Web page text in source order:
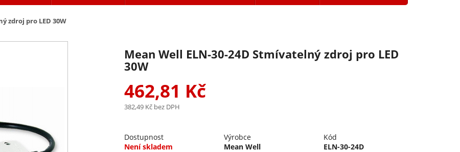
zdroj pro LED 30W
Mean Well ELN-30-24D Stmívatelný zdroj pro LED
30W
462,81 Kč
382,49 Kč bez DPH
Dostupnost
Není skladem
Výrobce
Mean Well
Kód
ELN-30-24D